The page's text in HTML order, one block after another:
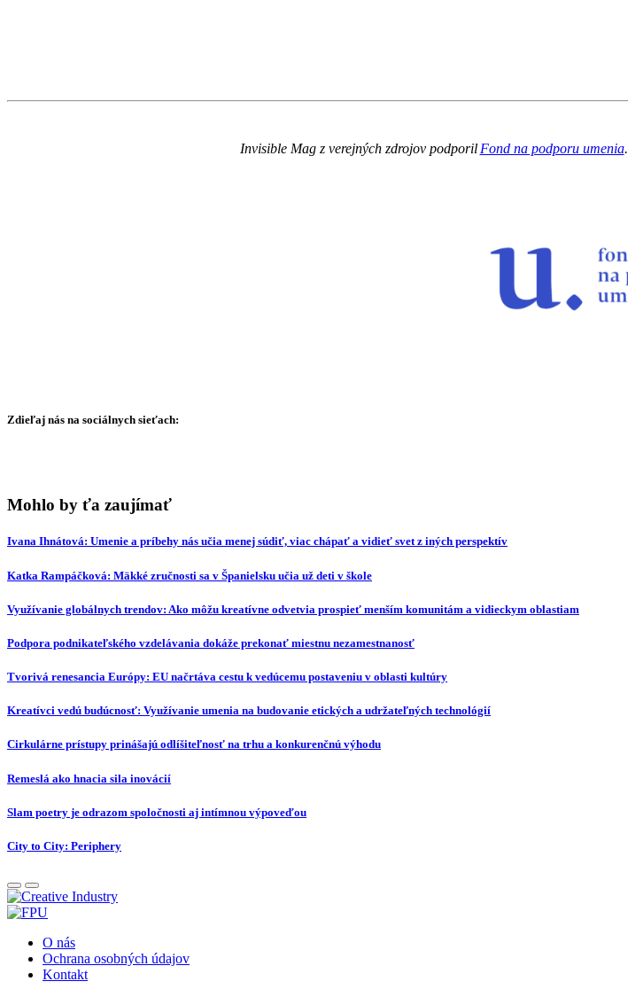
Invisible Mag z verejných zdrojov podporil Fond na podporu umenia.
Zdieľaj nás na sociálnych sieťach:
Mohlo by ťa zaujímať
Ivana Ihnátová: Umenie a príbehy nás učia menej súdiť, viac chápať a vidieť svet z iných perspektív
Katka Rampáčková: Mäkké zručnosti sa v Španielsku učia už deti v škole
Využívanie globálnych trendov: Ako môžu kreatívne odvetvia prospieť menším komunitám a vidieckym oblastiam
Podpora podnikateľského vzdelávania dokáže prekonať miestnu nezamestnanosť
Tvorivá renesancia Európy: EU načrtáva cestu k vedúcemu postaveniu v oblasti kultúry
Kreatívci vedú budúcnosť: Využívanie umenia na budovanie etických a udržateľných technológií
Cirkulárne prístupy prinášajú odlíšiteľnosť na trhu a konkurenčnú výhodu
Remeslá ako hnacia sila inovácií
Slam poetry je odrazom spoločnosti aj intímnou výpoveďou
City to City: Periphery
O nás
Ochrana osobných údajov
Kontakt